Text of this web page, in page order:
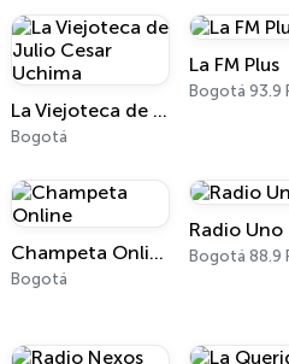
La Viejoteca de Julio Cesar Uchima
Bogotá
La FM Plus
Bogotá 93.9
Champeta Online
Bogotá
Radio Uno
Bogotá 88.9